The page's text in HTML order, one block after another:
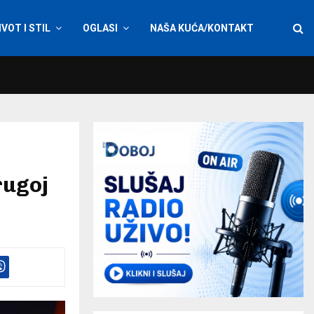
I STIL OGLASI NAŠA KUĆA/KONTAKT